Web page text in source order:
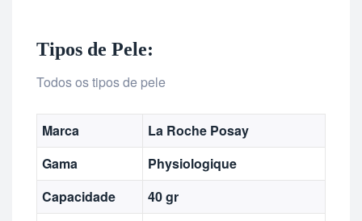
Tipos de Pele:
Todos os tipos de pele
Marca
La Roche Posay
Gama
Physiologique
Capacidade
40 gr